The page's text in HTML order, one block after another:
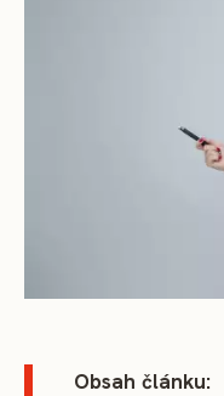
Obsah článku: